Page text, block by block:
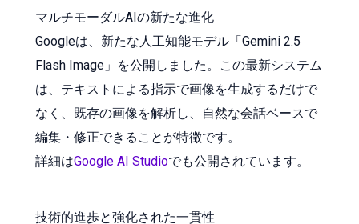
マルチモーダルAIの新たな進化
Googleは、新たな人工知能モデル「Gemini 2.5
Flash Image」を公開しました。この最新システム
は、テキストによる指示で画像を生成するだけで
なく、既存の画像を解析し、自然な会話ベースで
編集・修正できることが特徴です。
詳細はGoogle AI Studioでも公開されています。
技術的進歩と強化された一貫性